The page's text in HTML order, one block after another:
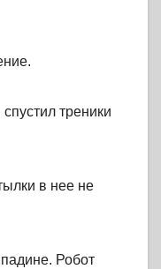
треники
в нее не
Робот